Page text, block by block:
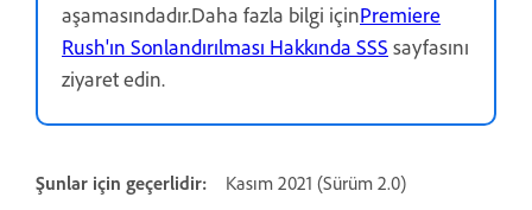
aşamasındadır.Daha fazla bilgi içinPremiere
Rush'ın Sonlandırılması Hakkında SSS sayfasını
ziyaret edin.
Şunlar için geçerlidir: Kasım 2021 (Sürüm 2.0)